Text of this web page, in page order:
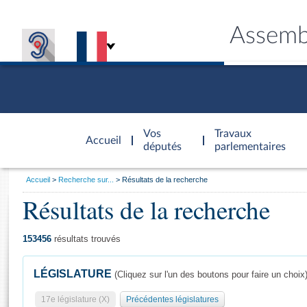
Accueil
d'accueil
Vos
députés
Travaux
parlementaires
Général
Vous
Accueil Recherche sur... Résultats de la recherche
Résultats de la recherche
153456 résultats trouvés
LÉGISLATURE (Cliquez sur l'un des boutons pour faire un choix)
17e législature (X) Précédentes législatures